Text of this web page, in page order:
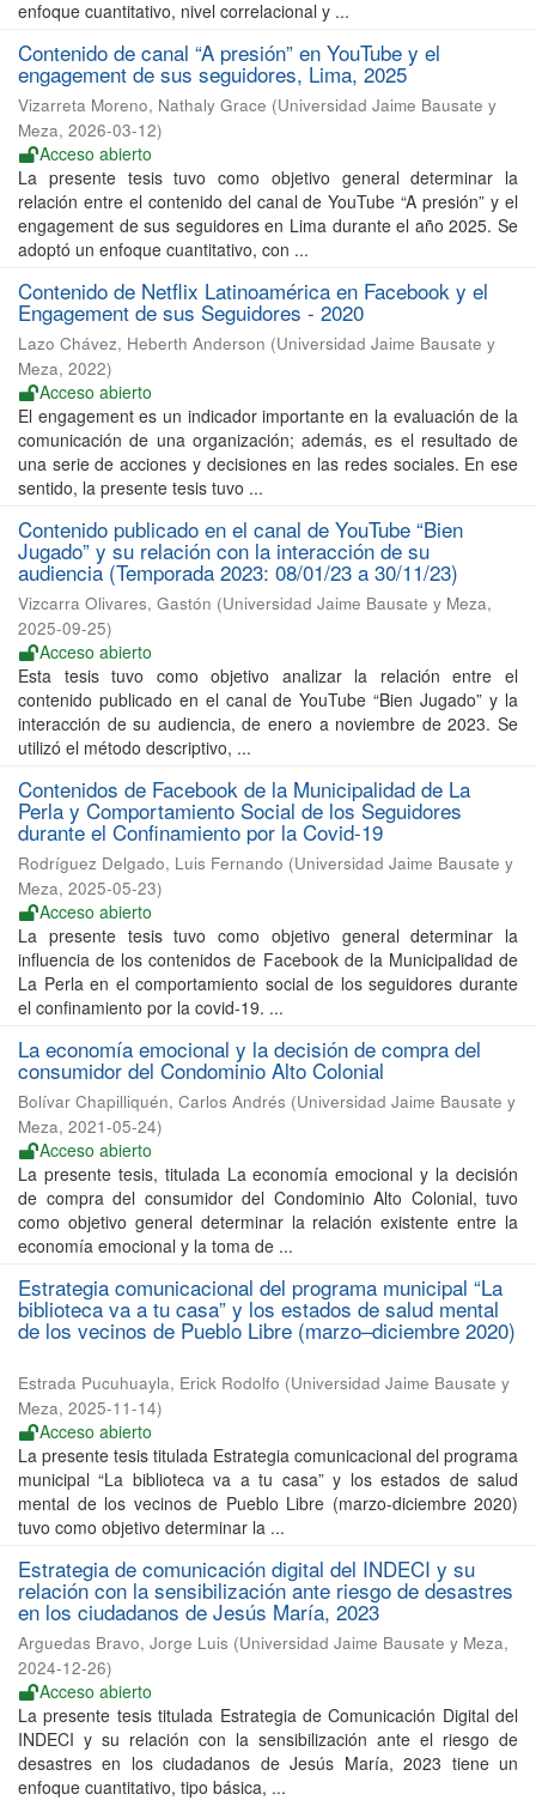
enfoque cuantitativo, nivel correlacional y ...
Contenido de canal “A presión” en YouTube y el
engagement de sus seguidores, Lima, 2025
Vizarreta Moreno, Nathaly Grace (Universidad Jaime Bausate y
Meza, 2026-03-12)
Acceso abierto
La presente tesis tuvo como objetivo general determinar la
relación entre el contenido del canal de YouTube “A presión” y el
engagement de sus seguidores en Lima durante el año 2025. Se
adoptó un enfoque cuantitativo, con ...
Contenido de Netflix Latinoamérica en Facebook y el
Engagement de sus Seguidores - 2020
Lazo Chávez, Heberth Anderson (Universidad Jaime Bausate y
Meza, 2022)
Acceso abierto
El engagement es un indicador importante en la evaluación de la
comunicación de una organización; además, es el resultado de
una serie de acciones y decisiones en las redes sociales. En ese
sentido, la presente tesis tuvo ...
Contenido publicado en el canal de YouTube “Bien
Jugado” y su relación con la interacción de su
audiencia (Temporada 2023: 08/01/23 a 30/11/23)
Vizcarra Olivares, Gastón (Universidad Jaime Bausate y Meza,
2025-09-25)
Acceso abierto
Esta tesis tuvo como objetivo analizar la relación entre el
contenido publicado en el canal de YouTube “Bien Jugado” y la
interacción de su audiencia, de enero a noviembre de 2023. Se
utilizó el método descriptivo, ...
Contenidos de Facebook de la Municipalidad de La
Perla y Comportamiento Social de los Seguidores
durante el Confinamiento por la Covid-19
Rodríguez Delgado, Luis Fernando (Universidad Jaime Bausate y
Meza, 2025-05-23)
Acceso abierto
La presente tesis tuvo como objetivo general determinar la
influencia de los contenidos de Facebook de la Municipalidad de
La Perla en el comportamiento social de los seguidores durante
el confinamiento por la covid-19. ...
La economía emocional y la decisión de compra del
consumidor del Condominio Alto Colonial
Bolívar Chapilliquén, Carlos Andrés (Universidad Jaime Bausate y
Meza, 2021-05-24)
Acceso abierto
La presente tesis, titulada La economía emocional y la decisión
de compra del consumidor del Condominio Alto Colonial, tuvo
como objetivo general determinar la relación existente entre la
economía emocional y la toma de ...
Estrategia comunicacional del programa municipal “La
biblioteca va a tu casa” y los estados de salud mental
de los vecinos de Pueblo Libre (marzo–diciembre 2020)
Estrada Pucuhuayla, Erick Rodolfo (Universidad Jaime Bausate y
Meza, 2025-11-14)
Acceso abierto
La presente tesis titulada Estrategia comunicacional del programa
municipal “La biblioteca va a tu casa” y los estados de salud
mental de los vecinos de Pueblo Libre (marzo-diciembre 2020)
tuvo como objetivo determinar la ...
Estrategia de comunicación digital del INDECI y su
relación con la sensibilización ante riesgo de desastres
en los ciudadanos de Jesús María, 2023
Arguedas Bravo, Jorge Luis (Universidad Jaime Bausate y Meza,
2024-12-26)
Acceso abierto
La presente tesis titulada Estrategia de Comunicación Digital del
INDECI y su relación con la sensibilización ante el riesgo de
desastres en los ciudadanos de Jesús María, 2023 tiene un
enfoque cuantitativo, tipo básica, ...